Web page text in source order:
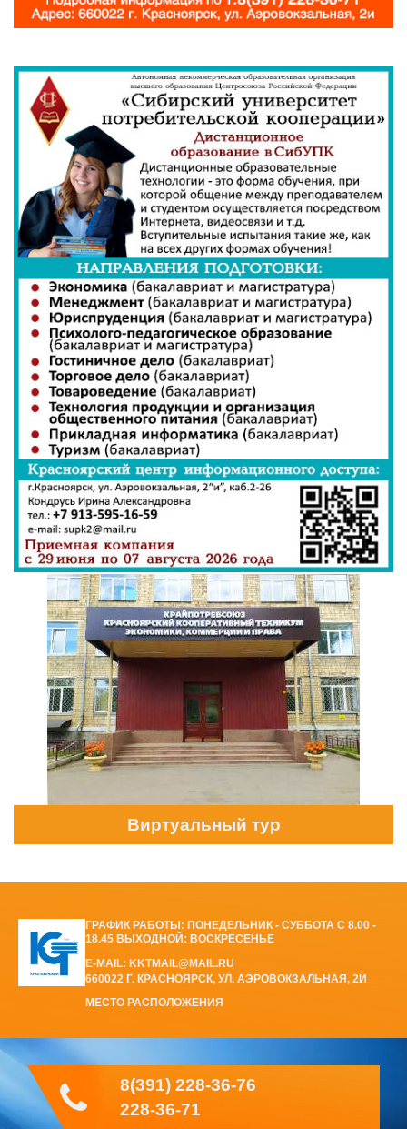
Виртуальный тур
ГРАФИК РАБОТЫ: ПОНЕДЕЛЬНИК - СУББОТА С 8.00 -
18.45 ВЫХОДНОЙ: ВОСКРЕСЕНЬЕ
E-MAIL: KKTMAIL@MAIL.RU
660022 Г. КРАСНОЯРСК, УЛ. АЭРОВОКЗАЛЬНАЯ, 2И
МЕСТО РАСПОЛОЖЕНИЯ
8(391) 228-36-76
228-36-71